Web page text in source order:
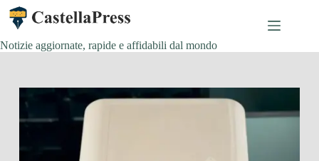
Salta
contenuto
Notizie aggiornate, rapide e affidabili dal mondo